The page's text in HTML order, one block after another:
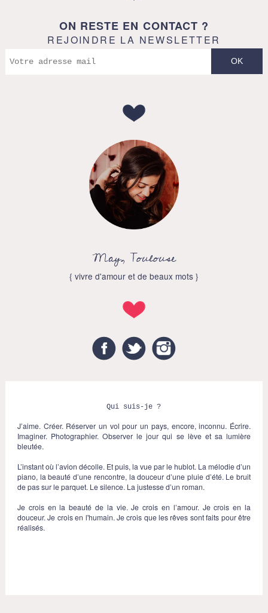
ON RESTE EN CONTACT ?
REJOINDRE LA NEWSLETTER
May, Toulouse
{ vivre d'amour et de beaux mots }
FacebookTwitter
Qui suis-je ?
J’aime. Créer. Réserver un vol pour un pays, encore, inconnu. Écrire.
Imaginer. Photographier. Observer le jour qui se lève et sa lumière
bleutée.
L’instant où l’avion décolle. Et puis, la vue par le hublot. La mélodie d’un
piano, la beauté d’une rencontre, la douceur d’une pluie d’été. Le bruit
de pas sur le parquet. Le silence. La justesse d’un roman.
Je crois en la beauté de la vie. Je crois en l’amour. Je crois en la
douceur. Je crois en l'humain. Je crois que les rêves sont faits pour être
réalisés.